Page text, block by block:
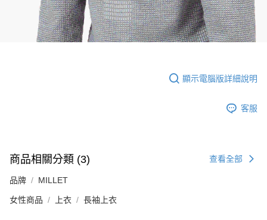
顯示電腦版詳細說明
客服
商品相關分類 (3) 查看全部
品牌 MILLET
女性商品 上衣 長袖上衣